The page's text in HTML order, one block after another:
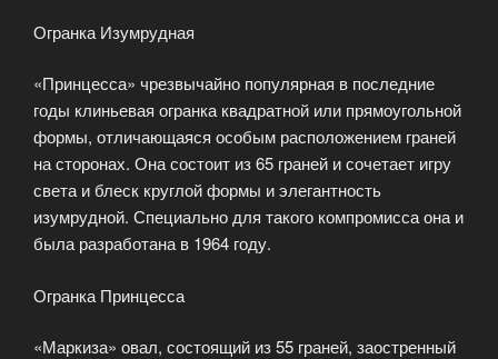
Огранка Изумрудная
«Принцесса» чрезвычайно популярная в последние
годы клиньевая огранка квадратной или прямоугольной
формы, отличающаяся особым расположением граней
на сторонах. Она состоит из 65 граней и сочетает игру
света и блеск круглой формы и элегантность
изумрудной. Специально для такого компромисса она и
была разработана в 1964 году.
Огранка Принцесса
«Маркиза» овал, состоящий из 55 граней, заостренный